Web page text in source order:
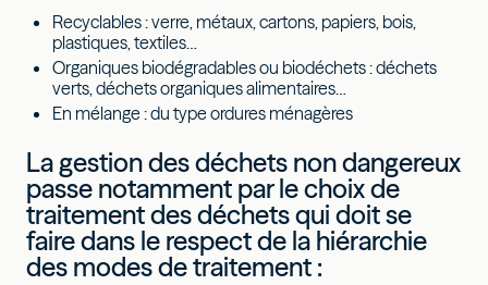
Recyclables : verre, métaux, cartons, papiers, bois,
plastiques, textiles…
Organiques biodégradables ou biodéchets : déchets
verts, déchets organiques alimentaires…
En mélange : du type ordures ménagères
La gestion des déchets non dangereux
passe notamment par le choix de
traitement des déchets qui doit se
faire dans le respect de la hiérarchie
des modes de traitement :